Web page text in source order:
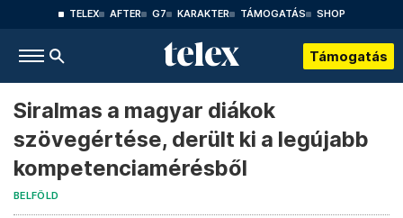
TELEX AFTER G7 KARAKTER TÁMOGATÁS SHOP
Támogatás
Siralmas a magyar diákok
szövegértése, derült ki a legújabb
kompetenciamérésből
BELFÖLD